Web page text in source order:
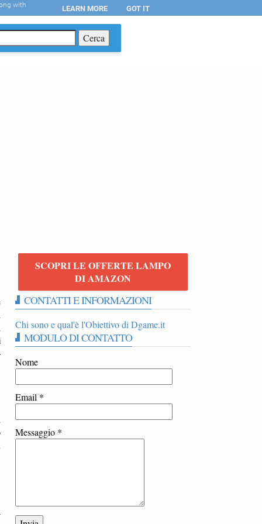
SCOPRI LE OFFERTE LAMPO
DI AMAZON
CONTATTI E INFORMAZIONI
Chi sono e qual'è l'Obiettivo di Dgame.it
MODULO DI CONTATTO
Nome
Email *
Messaggio *
with LEARN MORE GOT IT